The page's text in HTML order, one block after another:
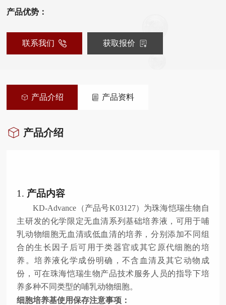
产品优势：
联系我们 获取报价
产品介绍 产品资料
产品介绍
1. 产品内容
KD-Advance （产品号K03127） 为珠海恺瑞生物自
主研发的化学限定无血清系列基础培养液，可用于哺
乳动物细胞无血清或低血清的培养，分别添加不同组
合的生长因子后可用于类器官或其它原代细胞的培
养。培养液化学成份明确，不含血清及其它动物成
份，可在珠海恺瑞生物产品技术服务人员的指导下培
养多种不同类型的哺乳动物细胞。
细胞培养基使用保存注意事项：